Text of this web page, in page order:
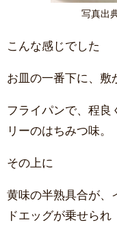
写真出
こんな感じでした
お皿の一番下に、敷
フライパンで、程良
リーのはちみつ味。
その上に
黄味の半熟具合が、
ドエッグが乗せられ